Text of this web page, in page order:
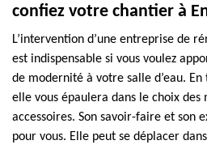
confiez votre chantier à
L’intervention d’une entreprise de
est indispensable si vous voulez
de modernité à votre salle d’eau.
elle vous épaulera dans le choix des
accessoires. Son savoir-faire et son
pour vous. Elle peut se déplacer